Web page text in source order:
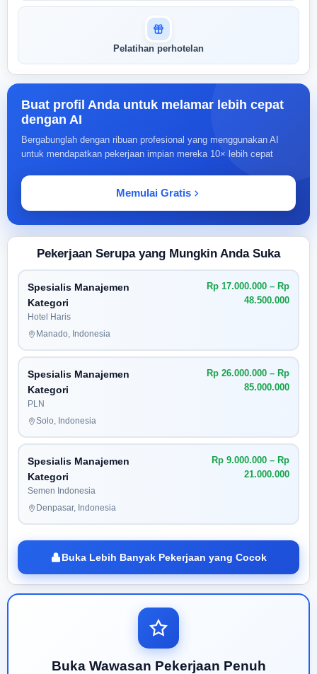
Pelatihan perhotelan
Buat profil Anda untuk melamar lebih cepat
dengan AI
Bergabunglah dengan ribuan profesional yang menggunakan AI
untuk mendapatkan pekerjaan impian mereka 10× lebih cepat
Memulai Gratis
Pekerjaan Serupa yang Mungkin Anda Suka
Spesialis Manajemen
Kategori
Hotel Haris
Rp 17.000.000 – Rp
48.500.000
Manado, Indonesia
Spesialis Manajemen
Kategori
PLN
Rp 26.000.000 – Rp
85.000.000
Solo, Indonesia
Spesialis Manajemen
Kategori
Semen Indonesia
Rp 9.000.000 – Rp
21.000.000
Denpasar, Indonesia
Buka Lebih Banyak Pekerjaan yang Cocok
Buka Wawasan Pekerjaan Penuh